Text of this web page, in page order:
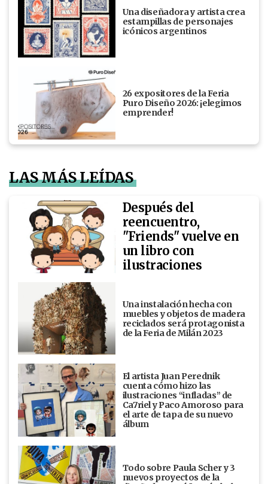
Una diseñadora y artista crea
estampillas de personajes
icónicos argentinos
26 expositores de la Feria
Puro Diseño 2026: ¡elegimos
emprender!
LAS MÁS LEÍDAS
Después del
reencuentro,
"Friends" vuelve en
un libro con
ilustraciones
Una instalación hecha con
muebles y objetos de madera
reciclados será protagonista
de la Feria de Milán 2023
El artista Juan Perednik
cuenta cómo hizo las
ilustraciones “infladas” de
Ca7riel y Paco Amoroso para
el arte de tapa de su nuevo
álbum
Todo sobre Paula Scher y 3
nuevos proyectos de la